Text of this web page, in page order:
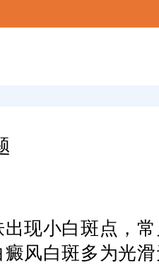
出现小白斑点，
癜风白斑多为光